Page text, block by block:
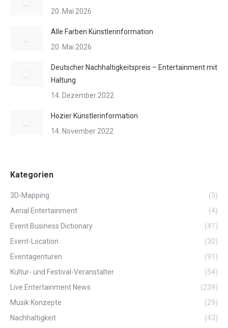
20. Mai 2026
Alle Farben Künstlerinformation
20. Mai 2026
Deutscher Nachhaltigkeitspreis – Entertainment mit
Haltung
14. Dezember 2022
Hozier Künstlerinformation
14. November 2022
Kategorien
3D-Mapping
(3)
Aerial Entertainment
(4)
Event Business Dictionary
(41)
Event-Location
(30)
Eventagenturen
(91)
Kultur- und Festival-Veranstalter
(54)
Live Entertainment News
(239)
Musik Konzepte
(29)
Nachhaltigkeit
(43)